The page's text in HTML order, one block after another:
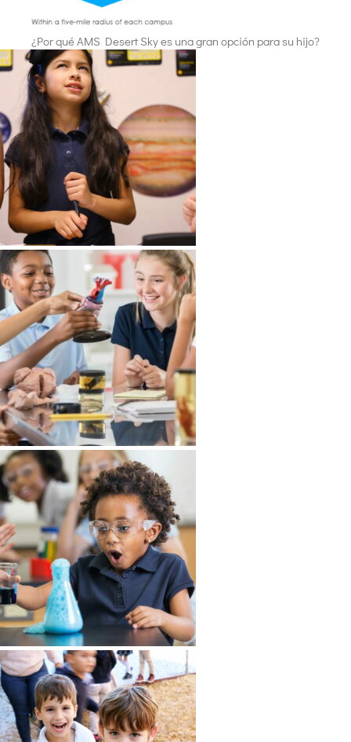
¿Por qué AMS Desert Sky es una gran opción para su hijo?